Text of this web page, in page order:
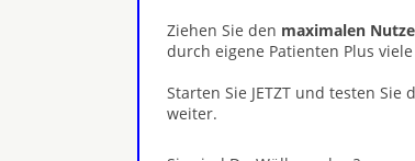
Ziehen Sie den maximalen
durch eigene Patienten Plus viele
Starten Sie JETZT und testen Sie
weiter.